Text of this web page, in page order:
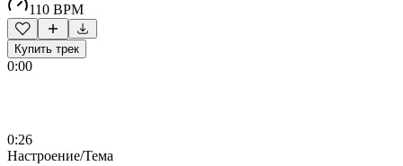
110 BPM
Купить трек
0:00
0:26
Настроение/Тема